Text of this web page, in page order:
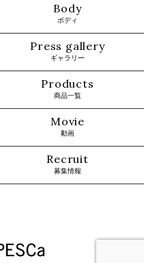
Body
ボディ
Press gallery
ギャラリー
Products
商品一覧
Movie
動画
Recruit
募集情報